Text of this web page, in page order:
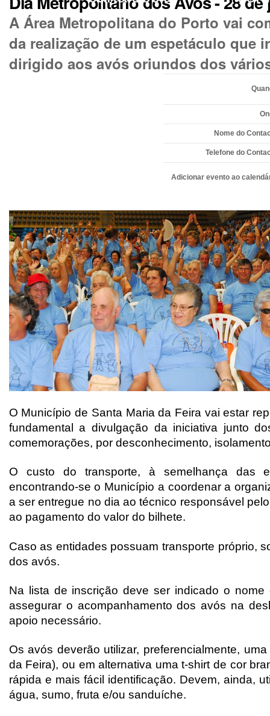
A Área Metropolitana do Porto vai
da realização de um espetáculo que
dirigido aos avós oriundos dos
Nome do
Telefone do
Adicionar evento ao
O Município de Santa Maria da Feira vai estar
fundamental a divulgação da iniciativa junto
comemorações, por desconhecimento,
O custo do transporte, à semelhança das
encontrando-se o Município a coordenar a
a ser entregue no dia ao técnico responsável
ao pagamento do valor do bilhete.
Caso as entidades possuam transporte próprio,
dos avós.
Na lista de inscrição deve ser indicado o
assegurar o acompanhamento dos avós na
apoio necessário.
Os avós deverão utilizar, preferencialmente,
da Feira), ou em alternativa uma t-shirt de cor
rápida e mais fácil identificação. Devem, ainda,
água, sumo, fruta e/ou sanduíche.